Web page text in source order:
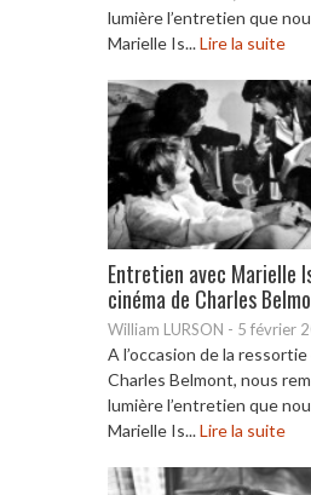
lumière l’entretien que
Marielle Is...Lire la suite
Entretien avec Marielle
cinéma de Charles
William LURSON - 5 février
A l’occasion de la
Charles Belmont, nous
lumière l’entretien que
Marielle Is...Lire la suite